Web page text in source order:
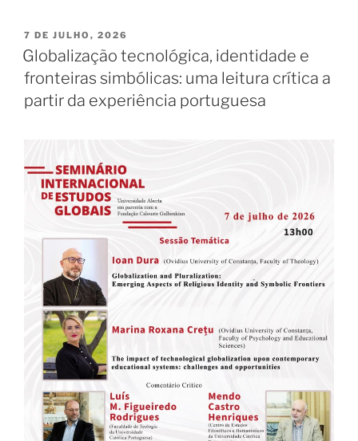
PUBLICADO
EM
7 DE JULHO, 2026
Globalização tecnológica, identidade e
fronteiras simbólicas: uma leitura crítica a
partir da experiência portuguesa